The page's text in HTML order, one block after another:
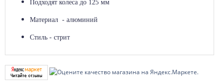
Подходят колеса до 125 мм
Материал - алюминий
Стиль - стрит